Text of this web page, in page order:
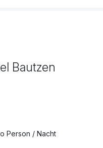
Bautzen
Person / Nacht